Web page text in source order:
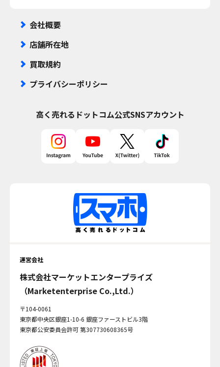
会社概要
店舗所在地
買取規約
プライバシーポリシー
高く売れるドットコム公式SNSアカウント
運営会社
株式会社マーケットエンタープライズ
（Marketenterprise Co.,Ltd.）
〒104-0061
東京都中央区銀座1-10-6 銀座ファーストビル3階
東京都公安委員会許可 第307730608365号